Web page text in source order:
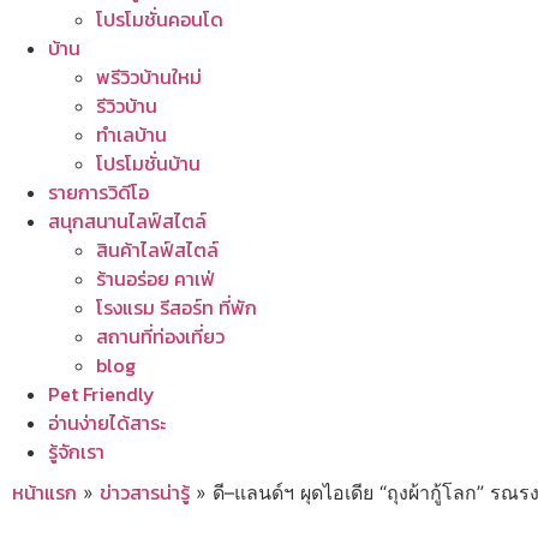
โปรโมชั่นคอนโด
บ้าน
พรีวิวบ้านใหม่
รีวิวบ้าน
ทำเลบ้าน
โปรโมชั่นบ้าน
รายการวิดีโอ
สนุกสนานไลฟ์สไตล์
สินค้าไลฟ์สไตล์
ร้านอร่อย คาเฟ่
โรงแรม รีสอร์ท ที่พัก
สถานที่ท่องเที่ยว
blog
Pet Friendly
อ่านง่ายได้สาระ
รู้จักเรา
หน้าแรก » ข่าวสารน่ารู้ » ดี–แลนด์ฯ ผุดไอเดีย “ถุงผ้ากู้โลก” รณ